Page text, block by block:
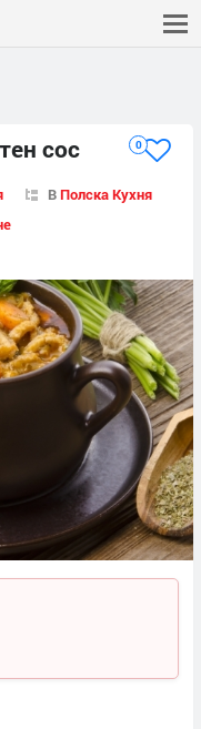
сос 0
ВПолска Кухня